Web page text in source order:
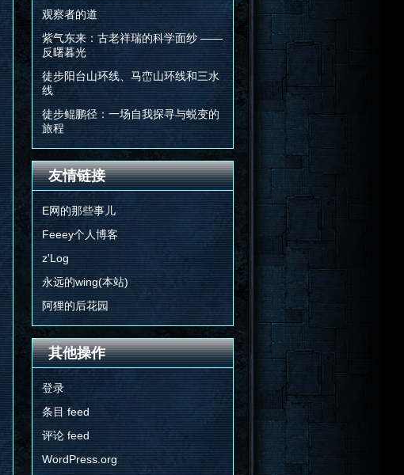
观察者的道
紫气东来：古老祥瑞的科学面纱 ——
反曙暮光
徒步阳台山环线、马峦山环线和三水
线
徒步鲲鹏径：一场自我探寻与蜕变的
旅程
友情链接
E网的那些事儿
Feeey个人博客
z'Log
永远的wing(本站)
阿狸的后花园
其他操作
登录
条目 feed
评论 feed
WordPress.org